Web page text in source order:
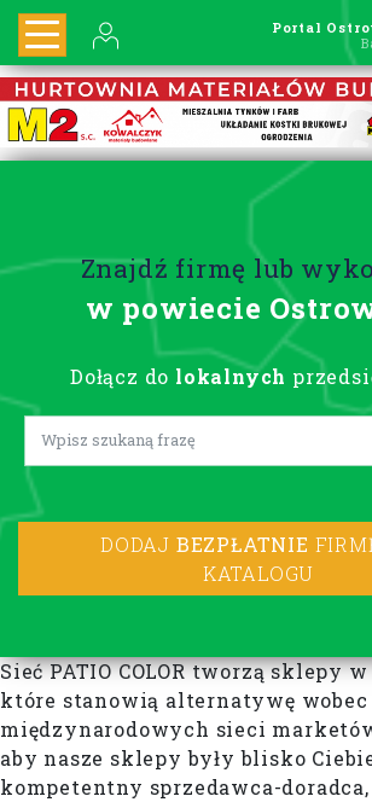
Portal
Znajdź firmę lub
w powiecie
Dołącz do lokalnych
Lorem ipsum
DODAJ BEZPŁATNIE
KATALOGU
Sieć PATIO COLOR tworzą sklepy w
które stanowią alternatywę wobec
międzynarodowych sieci
aby nasze sklepy były blisko
kompetentny sprzedawca-